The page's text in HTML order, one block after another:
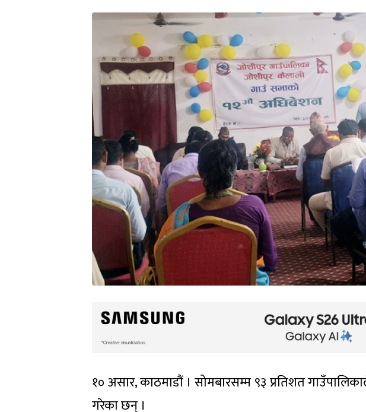
१० असार, काठमाडौं । सोमबारसम्म ९३ प्रतिशत
गरेका छन् ।